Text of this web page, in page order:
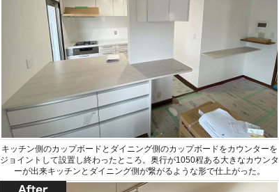
キッチン側のカップボードとダイニング側のカップボードをカウンターを
ジョイントして設置し終わったところ。奥行が1050程ある大きなカウンタ
ーが出来キッチンとダイニング側が繋がるような形で仕上がった。